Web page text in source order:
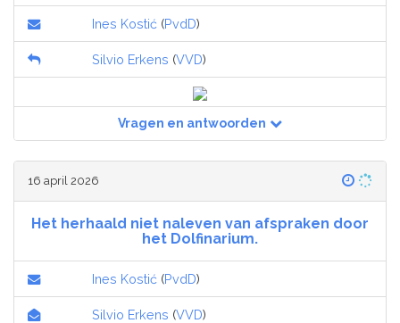
Ines Kostić (PvdD)
Silvio Erkens (VVD)
Vragen en antwoorden
16 april 2026
Het herhaald niet naleven van afspraken door
het Dolfinarium.
Ines Kostić (PvdD)
Silvio Erkens (VVD)